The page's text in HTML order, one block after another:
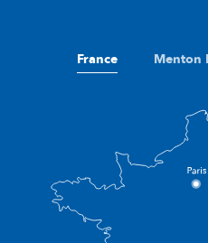
France Menton